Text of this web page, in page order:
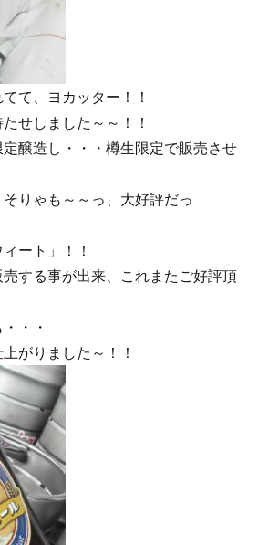
て、ヨカッター！！
せしました～～！！
醸造し・・・樽生限定で販売させ
りゃも～～っ、大好評だっ
ート」！！
する事が出来、これまたご好評頂
・・
がりました～！！